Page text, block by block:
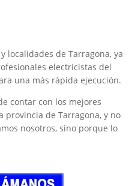
localidades de Tarragona, ya
electricistas del
una más rápida ejecución.
contar con los mejores
provincia de Tarragona, y no
nosotros, sino porque lo